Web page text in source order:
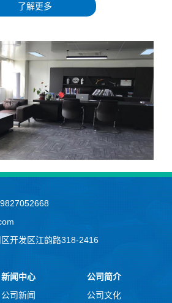
了解更多
开发区江韵路318-2416
新闻中心
公司新闻
公司简介
公司文化